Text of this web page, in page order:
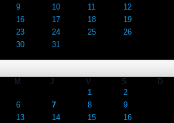
9 10 11
12
16 17 18
19
23 24 25
26
30 31
M J V S
D
1
2
6 7 8
9
13 14 15
16